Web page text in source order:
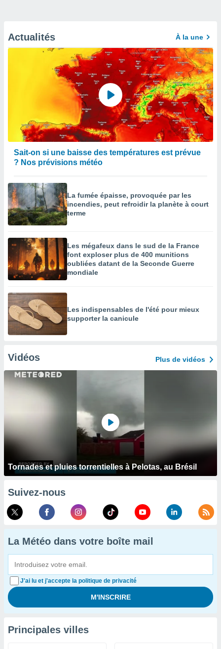
Actualités À la une
Sait-on si une baisse des températures est prévue
? Nos prévisions météo
La fumée épaisse, provoquée par les
incendies, peut refroidir la planète à court
terme
Les mégafeux dans le sud de la France
font exploser plus de 400 munitions
oubliées datant de la Seconde Guerre
mondiale
Les indispensables de l'été pour mieux
supporter la canicule
Vidéos Plus de vidéos
Tornades et pluies torrentielles à Pelotas, au Brésil
Suivez-nous
La Météo dans votre boîte mail
J'ai lu et j'accepte la politique de privacité
Principales villes